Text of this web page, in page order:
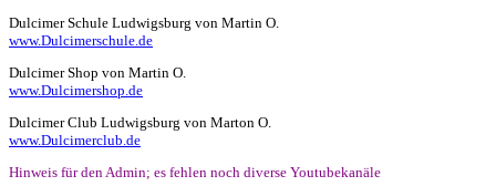
Dulcimer Schule Ludwigsburg von Martin O.
www.Dulcimerschule.de
Dulcimer Shop von Martin O.
www.Dulcimershop.de
Dulcimer Club Ludwigsburg von Marton O.
www.Dulcimerclub.de
Hinweis für den Admin; es fehlen noch diverse Youtubekanäle